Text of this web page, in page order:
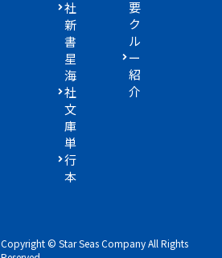
社
新
書
星
海
社
文
庫
単
行
本
要
ク
ル
ー
紹
介
Copyright © Star Seas Company All Rights